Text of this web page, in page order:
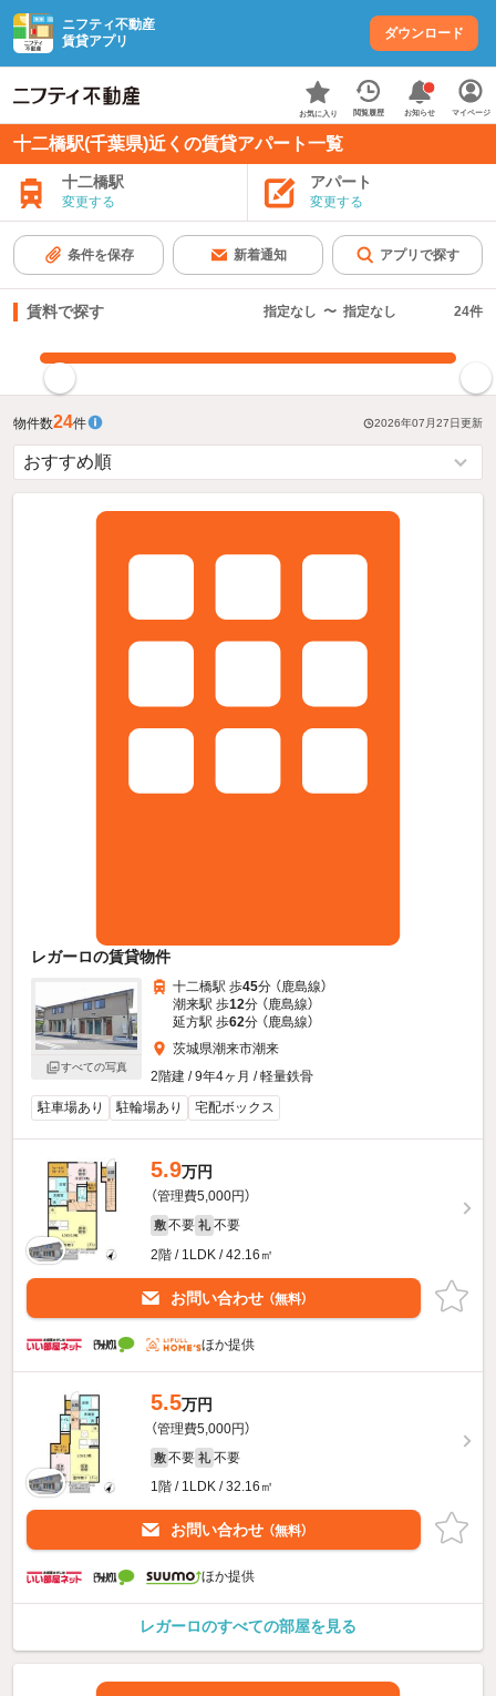
ニフティ不動産
賃貸アプリ
ダウンロード
お気に入り 閲覧履歴 お知らせ マイページ
十二橋駅(千葉県)近くの賃貸アパート一覧
十二橋駅
変更する
アパート
変更する
条件を保存 新着通知 アプリで探す
賃料で探す 指定なし 〜 指定なし 24件
物件数24件 2026年07月27日更新
レガーロの賃貸物件
すべての写真
十二橋駅 歩45分 （鹿島線）
潮来駅 歩12分 （鹿島線）
延方駅 歩62分 （鹿島線）
茨城県潮来市潮来
2階建 / 9年4ヶ月 / 軽量鉄骨
駐車場あり
駐輪場あり 宅配ボックス
5.9万円
（管理費5,000円）
敷 不要 礼 不要
2階 / 1LDK / 42.16㎡
お問い合わせ （無料）
ほか提供
5.5万円
（管理費5,000円）
敷 不要 礼 不要
1階 / 1LDK / 32.16㎡
お問い合わせ （無料）
ほか提供
レガーロのすべての部屋を見る